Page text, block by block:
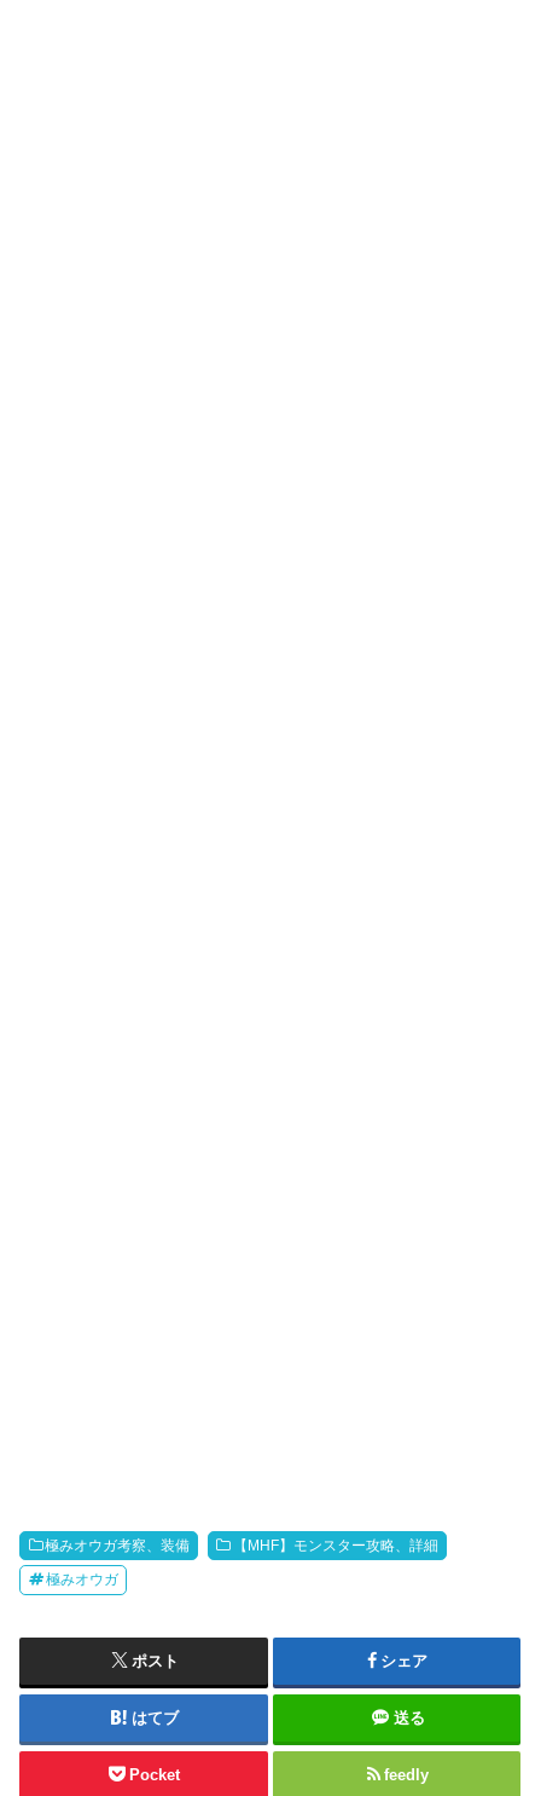
極みオウガ考察、装備 【MHF】モンスター攻略、詳細
極みオウガ
ポスト シェア
はてブ 送る
Pocket feedly